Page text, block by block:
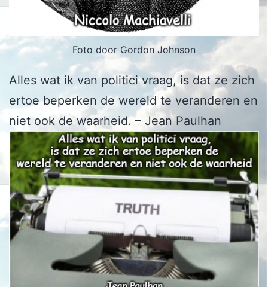
Foto door Gordon Johnson
Alles wat ik van politici vraag, is dat ze zich
ertoe beperken de wereld te veranderen en
niet ook de waarheid. – Jean Paulhan